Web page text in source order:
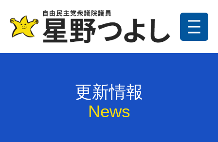
メニュー
トップ
プロフィール
星野の政策
更新情報
News